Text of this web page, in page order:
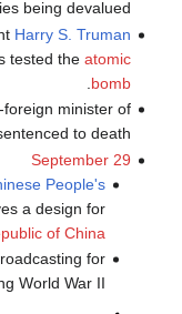
being devalued.
Harry S. Truman
tested the atomic
bomb
foreign minister of
to death.
September 29
People's
a design for
of China
for
World War II.